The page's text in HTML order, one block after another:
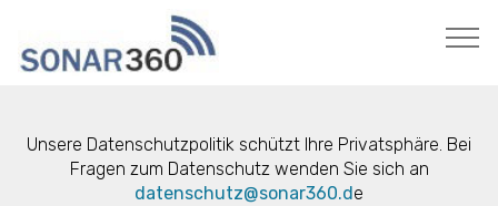
Unsere Datenschutzpolitik schützt Ihre Privatsphäre. Bei
Fragen zum Datenschutz wenden Sie sich an
datenschutz@sonar360.de